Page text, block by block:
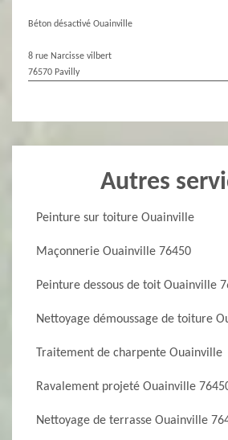
Béton désactivé Ouainville
8 rue Narcisse vilbert
76570 Pavilly
Autres
Peinture sur toiture Ouainville
Maçonnerie Ouainville 76450
Peinture dessous de toit Ouainville
Nettoyage démoussage de toiture
Traitement de charpente Ouainville
Ravalement projeté Ouainville
Nettoyage de terrasse Ouainville